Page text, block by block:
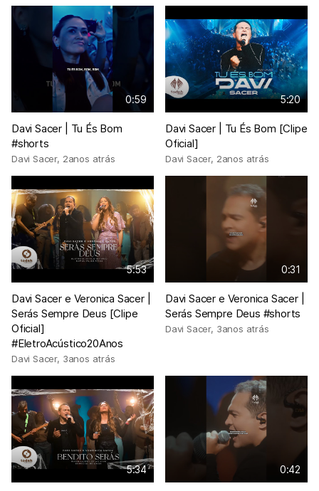
0:59
Davi Sacer | Tu És Bom
#shorts
Davi Sacer, 2anos atrás
5:20
Davi Sacer | Tu És Bom [Clipe
Oficial]
Davi Sacer, 2anos atrás
5:53
Davi Sacer e Veronica Sacer |
Serás Sempre Deus [Clipe
Oficial]
#EletroAcústico20Anos
Davi Sacer, 3anos atrás
0:31
Davi Sacer e Veronica Sacer |
Serás Sempre Deus #shorts
Davi Sacer, 3anos atrás
5:34 0:42